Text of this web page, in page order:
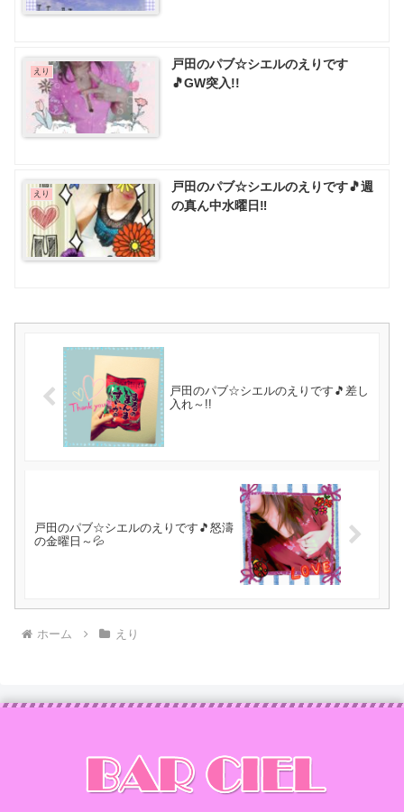
えり
戸田のパブ☆シエルのえりです
🎵GW突入!!
えり
戸田のパブ☆シエルのえりです🎵週
の真ん中水曜日‼️
戸田のパブ☆シエルのえりです🎵差し
入れ～!!
戸田のパブ☆シエルのえりです🎵怒濤
の金曜日～💦
ホーム えり